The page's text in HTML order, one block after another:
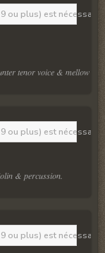
ou plus) est
tenor voice & mellow
ou plus) est
& percussion.
ou plus) est